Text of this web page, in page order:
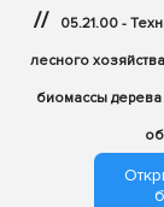
// 05.21.00 -
лесного
биомассы дерева